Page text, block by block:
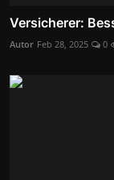
Versicherer:
Autor Feb 28, 2025 0